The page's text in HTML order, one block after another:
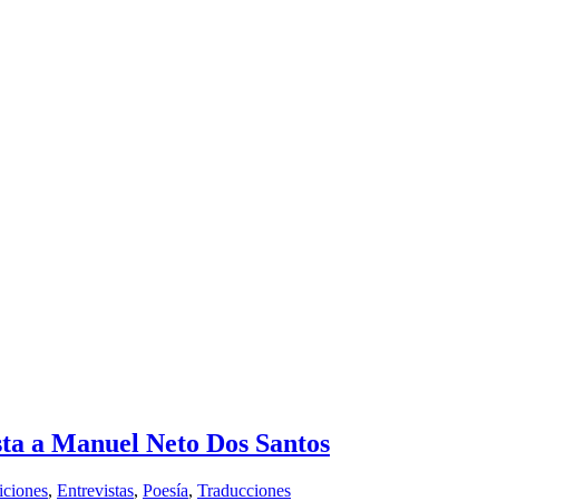
a Manuel Neto Dos Santos
, Entrevistas, Poesía, Traducciones